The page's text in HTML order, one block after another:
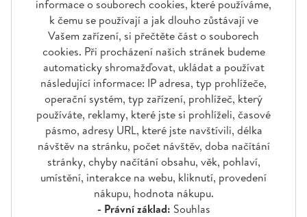
informace o souborech cookies, které používáme,
k čemu se používají a jak dlouho zůstávají ve
Vašem zařízení, si přečtěte část o souborech
cookies. Při procházení našich stránek budeme
automaticky shromažďovat, ukládat a používat
následující informace: IP adresa, typ prohlížeče,
operační systém, typ zařízení, prohlížeč, který
používáte, reklamy, které jste si prohlíželi, časové
pásmo, adresy URL, které jste navštívili, délka
návštěv na stránku, počet návštěv, doba načítání
stránky, chyby načítání obsahu, věk, pohlaví,
umístění, interakce na webu, kliknutí, provedení
nákupu, hodnota nákupu.
- Právní základ: Souhlas